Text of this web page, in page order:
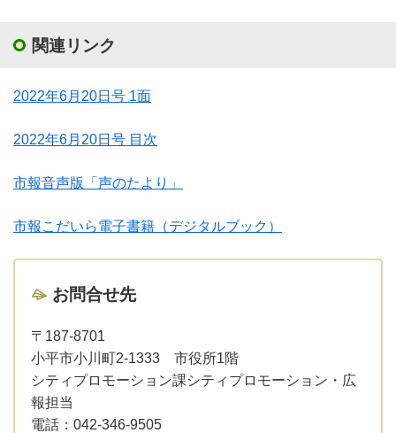
関連リンク
2022年6月20日号 1面
2022年6月20日号 目次
市報音声版「声のたより」
市報こだいら電子書籍（デジタルブック）
お問合せ先
〒187-8701
小平市小川町2-1333 市役所1階
シティプロモーション課シティプロモーション・広
報担当
電話： 042-346-9505